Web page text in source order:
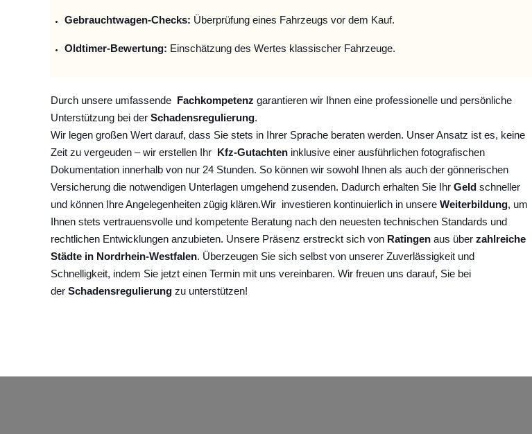
Gebrauchtwagen-Checks: Überprüfung eines Fahrzeugs vor dem Kauf.
Oldtimer-Bewertung: Einschätzung des Wertes klassischer Fahrzeuge.
Durch unsere umfassende Fachkompetenz garantieren wir Ihnen eine professionelle und persönliche
Unterstützung bei der Schadensregulierung.
Wir legen großen Wert darauf, dass Sie stets in Ihrer Sprache beraten werden. Unser Ansatz ist es, keine
Zeit zu vergeuden – wir erstellen Ihr
Kfz-Gutachten inklusive einer ausführlichen fotografischen
Dokumentation innerhalb von nur 24 Stunden. So können wir sowohl Ihnen als auch der gönnerischen
Versicherung die notwendigen Unterlagen umgehend zusenden. Dadurch erhalten Sie Ihr Geld schneller
und können Ihre Angelegenheiten zügig klären.Wir investieren kontinuierlich in unsere Weiterbildung, um
Ihnen stets vertrauensvolle und kompetente Beratung nach den neuesten technischen Standards und
rechtlichen Entwicklungen anzubieten. Unsere Präsenz erstreckt sich von Ratingen aus über zahlreiche
Städte in Nordrhein-Westfalen. Überzeugen Sie sich selbst von unserer Zuverlässigkeit und
Schnelligkeit, indem Sie jetzt einen Termin mit uns vereinbaren. Wir freuen uns darauf, Sie bei
der Schadensregulierung zu unterstützen!